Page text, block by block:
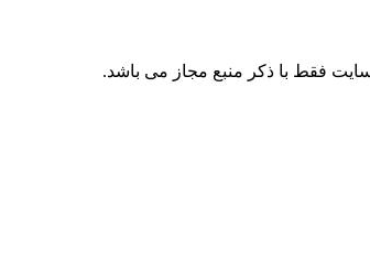
فقط با ذکر منبع مجاز می باشد.